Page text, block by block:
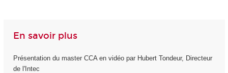
En savoir plus
Présentation du master CCA en vidéo par Hubert Tondeur, Directeur
de l'Intec